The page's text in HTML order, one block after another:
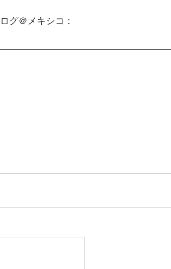
グ＠メキシコ：